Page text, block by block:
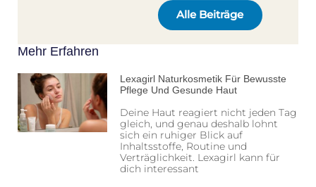
Alle Beiträge
Mehr Erfahren
Lexagirl Naturkosmetik Für Bewusste
Pflege Und Gesunde Haut
Deine Haut reagiert nicht jeden Tag
gleich, und genau deshalb lohnt
sich ein ruhiger Blick auf
Inhaltsstoffe, Routine und
Verträglichkeit. Lexagirl kann für
dich interessant